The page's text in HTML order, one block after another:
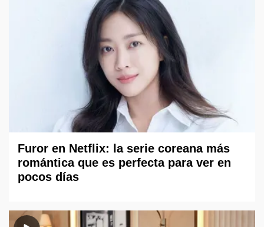
Furor en Netflix: la serie coreana más
romántica que es perfecta para ver en
pocos días